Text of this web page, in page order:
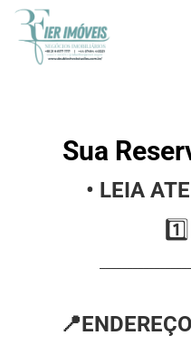
Sua
•⁠ LEIA
📍ENDEREÇO